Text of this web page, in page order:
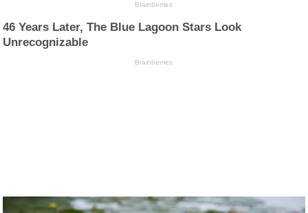
Brainberries
46 Years Later, The Blue Lagoon Stars Look
Unrecognizable
Brainberries